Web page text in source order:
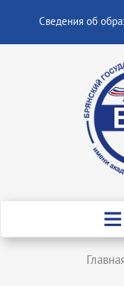
Сведения об